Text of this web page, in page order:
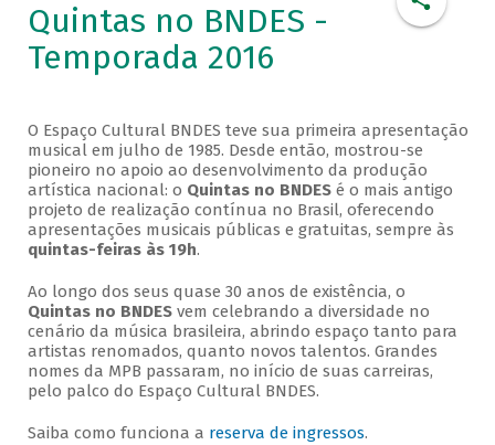
Quintas no BNDES -
Temporada 2016
O Espaço Cultural BNDES teve sua primeira apresentação
musical em julho de 1985. Desde então, mostrou-se
pioneiro no apoio ao desenvolvimento da produção
artística nacional: o Quintas no BNDESé o mais antigo
projeto de realização contínua no Brasil, oferecendo
apresentações musicais públicas e gratuitas, sempre às
quintas-feiras às 19h.
Ao longo dos seus quase 30 anos de existência, o
Quintas no BNDESvem celebrando a diversidade no
cenário da música brasileira, abrindo espaço tanto para
artistas renomados, quanto novos talentos. Grandes
nomes da MPB passaram, no início de suas carreiras,
pelo palco do Espaço Cultural BNDES.
Saiba como funciona a reserva de ingressos.